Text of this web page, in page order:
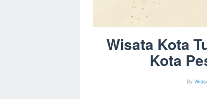
Wisata Kota
Kota
By